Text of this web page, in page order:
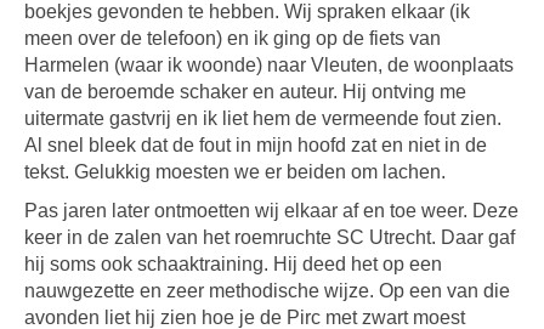
boekjes gevonden te hebben. Wij spraken elkaar (ik
meen over de telefoon) en ik ging op de fiets van
Harmelen (waar ik woonde) naar Vleuten, de woonplaats
van de beroemde schaker en auteur. Hij ontving me
uitermate gastvrij en ik liet hem de vermeende fout zien.
Al snel bleek dat de fout in mijn hoofd zat en niet in de
tekst. Gelukkig moesten we er beiden om lachen.
Pas jaren later ontmoetten wij elkaar af en toe weer. Deze
keer in de zalen van het roemruchte SC Utrecht. Daar gaf
hij soms ook schaaktraining. Hij deed het op een
nauwgezette en zeer methodische wijze. Op een van die
avonden liet hij zien hoe je de Pirc met zwart moest